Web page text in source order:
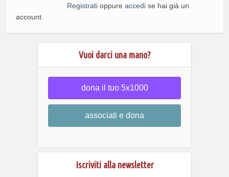
Registrati oppureaccedi se hai già un
account.
Vuoi darci una mano?
dona il tuo 5x1000
associati e dona
Iscriviti alla newsletter